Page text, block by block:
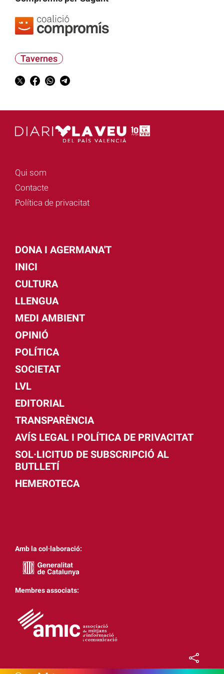
Tavernes
Qui som
Contacte
Política de privacitat
DONA I AGERMANA'T
INICI
CULTURA
LLENGUA
MEDI AMBIENT
OPINIÓ
POLÍTICA
SOCIETAT
LVL
EDITORIAL
TRANSPARÈNCIA
AVÍS LEGAL I POLÍTICA DE PRIVACITAT
SOL·LICITUD DE SUBSCRIPCIÓ AL
BUTLLETÍ
HEMEROTECA
Amb la col·laboració:
Membres associats: